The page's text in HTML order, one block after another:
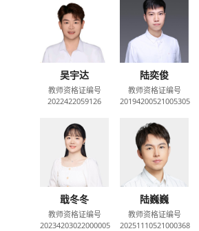
吴宇达
教师资格证编号
2022422059126
陆奕俊
教师资格证编号
20194200521005305
戢冬冬
教师资格证编号
20234203022000005
陆巍巍
教师资格证编号
20251110521000368